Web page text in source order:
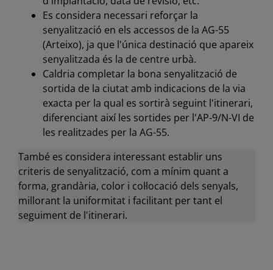
Es considera necessari reforçar la
senyalització en els accessos de la AG-55
(Arteixo), ja que l'única destinació que apareix
senyalitzada és la de centre urbà.
Caldria completar la bona senyalització de
sortida de la ciutat amb indicacions de la via
exacta per la qual es sortirà seguint l'itinerari,
diferenciant així les sortides per l'AP-9/N-VI de
les realitzades per la AG-55.
També es considera interessant establir uns
criteris de senyalització, com a mínim quant a
forma, grandària, color i col·locació dels senyals,
millorant la uniformitat i facilitant per tant el
seguiment de l'itinerari.